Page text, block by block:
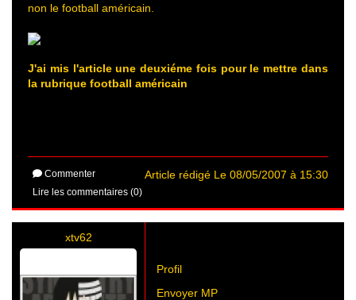
non le football américain.
J'ai mis l'article une deuxiéme fois pour le mettre dans
la rubrique football américain
Article rédigé Le 08/05/2007 à 15:30
Commenter
Lire les commentaires (0)
xtv62
Profil
Envoyer MP